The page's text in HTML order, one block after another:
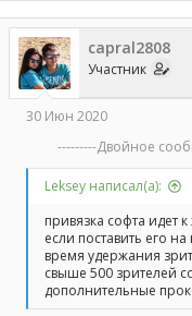
capral2808
Участник
30 Июн 2020
---------Двойное
Leksey написал(а):
привязка софта идет к
если поставить его на
время удержания
свыше 500 зрителей
дополнительные